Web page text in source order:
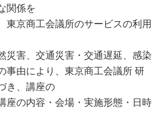
関係を
東京商工会議所のサービスの利用
災害、交通災害・交通遅延、感染
事由により、東京商工会議所 研
き、講座の
座の内容・会場・実施形態・日時